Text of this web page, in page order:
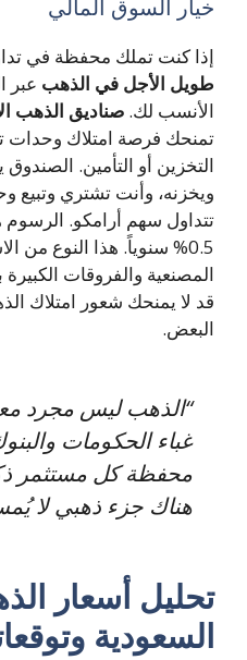
خيار السوق المالي
إذا كنت تملك محفظة في
طويل الأجل في الذهب عبر
الأنسب لك. صناديق الذهب
تمنحك فرصة امتلاك
التخزين أو التأمين.
ويخزنه، وأنت تشتري وتبيع
تتداول سهم أرامكو. الرسوم
0.5% سنوياً. هذا النوع من
المصنعية والفروقات الكبيرة
قد لا يمنحك شعور امتلاك
البعض.
“الذهب ليس مجرد
غباء الحكومات
محفظة كل مستثمر
هناك جزء ذهبي لا
تحليل أسعار
السعودية وتوقعاته